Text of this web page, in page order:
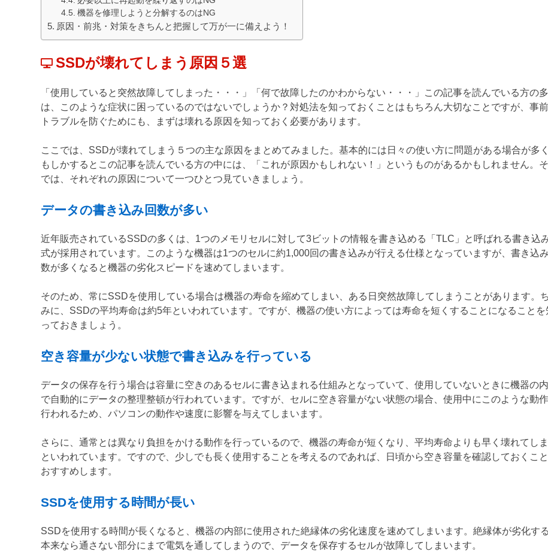
機器を修理しようと分解するのはNG
原因・前兆・対策をきちんと把握して万が一に備えよう！
SSDが壊れてしまう原因５選
「使用していると突然故障してしまった・・・」「何で故障したのかわからない・・・」この記事を読んでいる方の多
は、このような症状に困っているのではないでしょうか？対処法を知っておくことはもちろん大切なことですが、事
トラブルを防ぐためにも、まずは壊れる原因を知っておく必要があります。
ここでは、SSDが壊れてしまう５つの主な原因をまとめてみました。基本的には日々の使い方に問題がある場合が多く
もしかするとこの記事を読んでいる方の中には、「これが原因かもしれない！」というものがあるかもしれません。
では、それぞれの原因について一つひとつ見ていきましょう。
データの書き込み回数が多い
近年販売されているSSDの多くは、1つのメモリセルに対して3ビットの情報を書き込める「TLC」と呼ばれる書き込
式が採用されています。このような機器は1つのセルに約1,000回の書き込みが行える仕様となっていますが、書き込
数が多くなると機器の劣化スピードを速めてしまいます。
そのため、常にSSDを使用している場合は機器の寿命を縮めてしまい、ある日突然故障してしまうことがあります。
みに、SSDの平均寿命は約5年といわれています。ですが、機器の使い方によっては寿命を短くすることになることを
っておきましょう。
空き容量が少ない状態で書き込みを行っている
データの保存を行う場合は容量に空きのあるセルに書き込まれる仕組みとなっていて、使用していないときに機器の
で自動的にデータの整理整頓が行われています。ですが、セルに空き容量がない状態の場合、使用中にこのような動
行われるため、パソコンの動作や速度に影響を与えてしまいます。
さらに、通常とは異なり負担をかける動作を行っているので、機器の寿命が短くなり、平均寿命よりも早く壊れてしま
といわれています。ですので、少しでも長く使用することを考えるのであれば、日頃から空き容量を確認しておくこ
おすすめします。
SSDを使用する時間が長い
SSDを使用する時間が長くなると、機器の内部に使用された絶縁体の劣化速度を速めてしまいます。絶縁体が劣化す
本来なら通さない部分にまで電気を通してしまうので、データを保存するセルが故障してしまいます。